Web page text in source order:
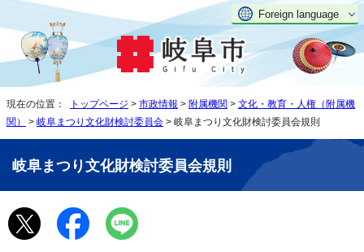
Foreign language
現在の位置： トップページ > 市政情報 > 附属機関 > 文化・教育・人権（附属機
関）
> 岐阜まつり文化財検討委員会 > 岐阜まつり文化財検討委員会規則
岐阜まつり文化財検討委員会規則